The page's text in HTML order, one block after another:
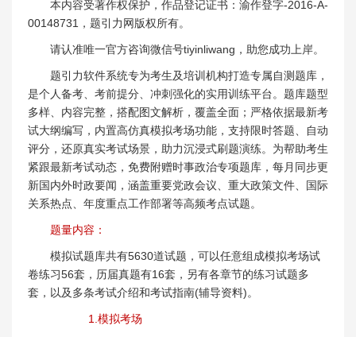
本内容受著作权保护，作品登记证书：渝作登字-2016-A-
00148731，题引力网版权所有。
请认准唯一官方咨询微信号tiyinliwang，助您成功上岸。
题引力软件系统专为考生及培训机构打造专属自测题库，
是个人备考、考前提分、冲刺强化的实用训练平台。题库题型
多样、内容完整，搭配图文解析，覆盖全面；严格依据最新考
试大纲编写，内置高仿真模拟考场功能，支持限时答题、自动
评分，还原真实考试场景，助力沉浸式刷题演练。为帮助考生
紧跟最新考试动态，免费附赠时事政治专项题库，每月同步更
新国内外时政要闻，涵盖重要党政会议、重大政策文件、国际
关系热点、年度重点工作部署等高频考点试题。
题量内容：
模拟试题库共有5630道试题，可以任意组成模拟考场试
卷练习56套，历届真题有16套，另有各章节的练习试题多
套，以及多条考试介绍和考试指南(辅导资料)。
1.模拟考场